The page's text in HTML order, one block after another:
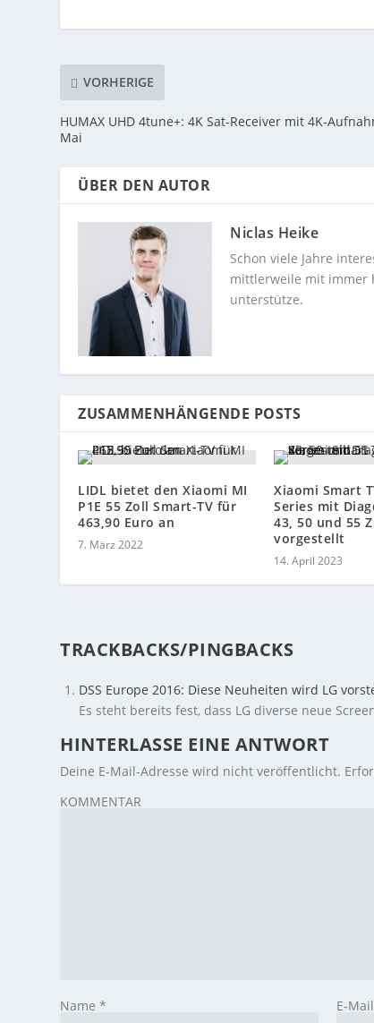
VORHERIGE
HUMAX UHD 4tune+: 4K Sat-Receiver mit 4K-
Mai
ÜBER DEN AUTOR
Niclas Heike
Schon viele Jahre
mittlerweile mit immer
unterstütze.
ZUSAMMENHÄNGENDE POSTS
LIDL bietet den Xiaomi MI
P1E 55 Zoll Smart-TV für
463,90 Euro an
7. März 2022
Xiaomi Smart
Series mit
43, 50 und 55
vorgestellt
14. April 2023
TRACKBACKS/PINGBACKS
DSS Europe 2016: Diese Neuheiten wird LG
Es steht bereits fest, dass LG diverse neue
HINTERLASSE EINE ANTWORT
Deine E-Mail-Adresse wird nicht veröffentlicht.
KOMMENTAR
Name* E-